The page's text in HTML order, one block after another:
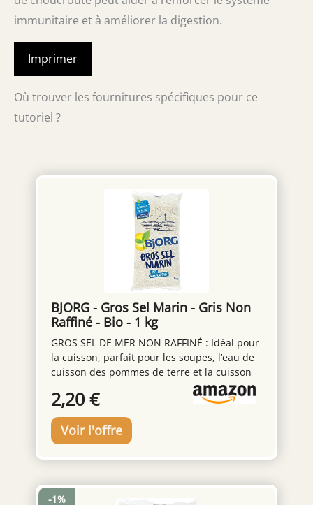
immunitaire et à améliorer la digestion.
Imprimer
Où trouver les fournitures spécifiques pour ce
tutoriel ?
BJORG - Gros Sel Marin - Gris Non
Raffiné - Bio - 1 kg
GROS SEL DE MER NON RAFFINÉ : Idéal pour
la cuisson, parfait pour les soupes, l’eau de
cuisson des pommes de terre et la cuisson
en croûtes GROS SEL ALIMENTAIRE NATUREL
: Non lavé et non raffiné, ce qui lui confère
une couleur grise caractéristique et une
richesse en minéraux PARFUMÉ PAR LES
ALGUES MARINES : Apporte une saveur
délicate à vos aliments, enrichissant vos
EXCLUSIVE : Gros sel marin provenant des
2,20 €
-1%